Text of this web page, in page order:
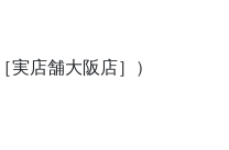
店舗大阪店］）